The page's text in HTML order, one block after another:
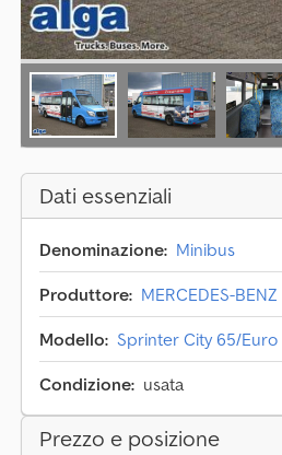
Dati essenziali
Denominazione: Minibus
Produttore: MERCEDES-BENZ
Modello: Sprinter City 65/
Condizione: usata
Prezzo e posizione